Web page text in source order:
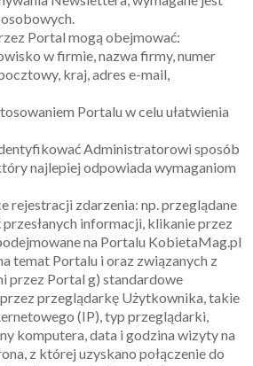
Portal mogą obejmować:
w firmie, nazwa firmy, numer
kraj, adres e-mail,
Portalu w celu ułatwienia
Administratorowi sposób
najlepiej odpowiada wymaganiom
rejestracji zdarzenia: np. przeglądane
przesłanych informacji, klikanie przez
na Portalu KobietaMag.pl
temat Portalu i oraz związanych z
przez Portal g) standardowe
przeglądarkę Użytkownika, takie
(IP), typ przeglądarki,
komputera, data i godzina wizyty na
z której uzyskano połączenie do